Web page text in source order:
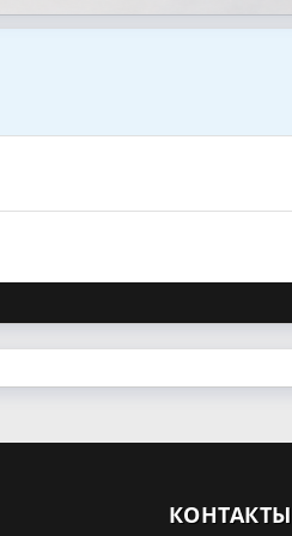
КОНТАКТЫ